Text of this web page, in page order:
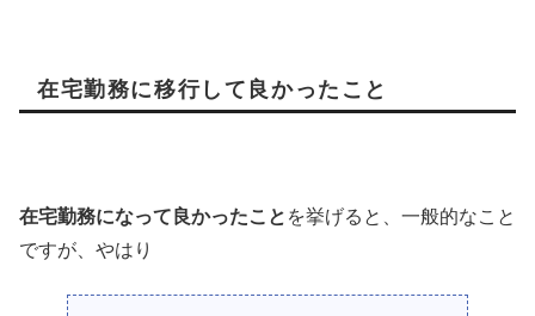
在宅勤務に移行して良かったこと
在宅勤務になって良かったこと を挙げると、一般的なこと
ですが、やはり